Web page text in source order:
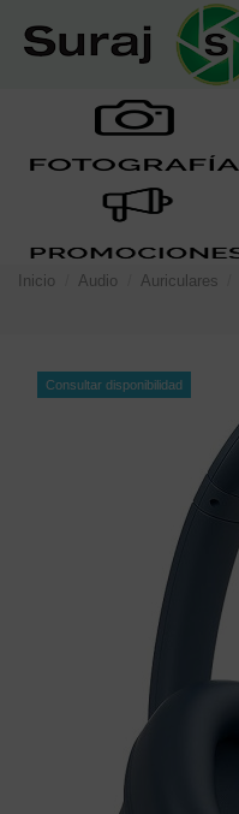
Inicio Audio Auriculares
Consultar disponibilidad